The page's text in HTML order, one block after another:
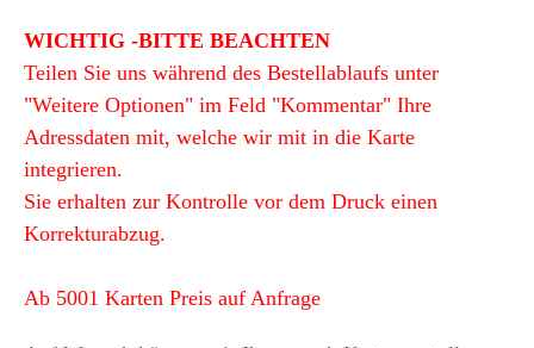
WICHTIG -BITTE BEACHTEN
Teilen Sie uns während des Bestellablaufs unter
"Weitere Optionen" im Feld "Kommentar" Ihre
Adressdaten mit, welche wir mit in die Karte
integrieren.
Sie erhalten zur Kontrolle vor dem Druck einen
Korrekturabzug.
Ab 5001 Karten Preis auf Anfrage